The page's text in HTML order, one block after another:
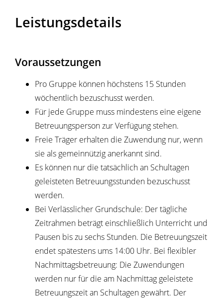
Leistungsdetails
Voraussetzungen
Pro Gruppe können höchstens 15 Stunden
wöchentlich bezuschusst werden.
Für jede Gruppe muss mindestens eine eigene
Betreuungsperson zur Verfügung stehen.
Freie Träger erhalten die Zuwendung nur, wenn
sie als gemeinnützig anerkannt sind.
Es können nur die tatsächlich an Schultagen
geleisteten Betreuungsstunden bezuschusst
werden.
Bei Verlässlicher Grundschule: Der tägliche
Zeitrahmen beträgt einschließlich Unterricht und
Pausen bis zu sechs Stunden. Die Betreuungszeit
endet spätestens ums 14:00 Uhr. Bei flexibler
Nachmittagsbetreuung: Die Zuwendungen
werden nur für die am Nachmittag geleistete
Betreuungszeit an Schultagen gewährt. Der